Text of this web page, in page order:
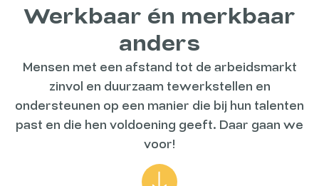
Werkbaar én merkbaar
anders
Mensen met een afstand tot de arbeidsmarkt
zinvol en duurzaam tewerkstellen en
ondersteunen op een manier die bij hun talenten
past en die hen voldoening geeft. Daar gaan we
voor!